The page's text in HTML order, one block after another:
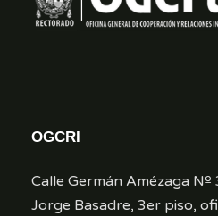
OGCRI
Calle Germán Amézaga
Jorge Basadre, 3er piso,